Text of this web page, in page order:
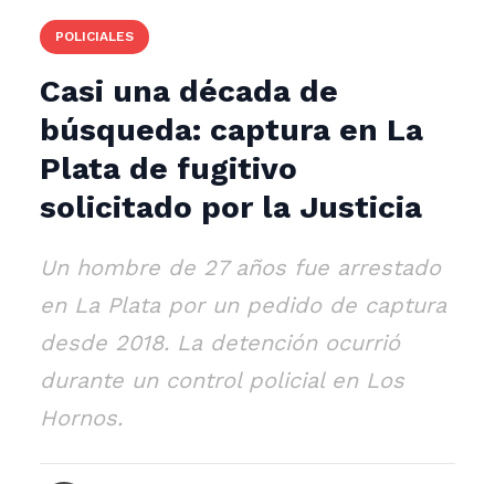
POLICIALES
Casi una década de
búsqueda: captura en La
Plata de fugitivo
solicitado por la Justicia
Un hombre de 27 años fue arrestado
en La Plata por un pedido de captura
desde 2018. La detención ocurrió
durante un control policial en Los
Hornos.